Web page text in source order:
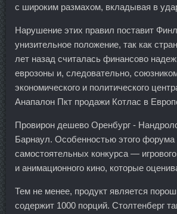
с широким размахом, вкладывая в
Нарушение этих правил поставит
унизительное положение, так как
лет назад считалась финансово
еврозоны и, следовательно,
экономического и политического
Анапалон Пкт продажи Котлас в
Провирон дешево Оренбург -
Барнаул. Особенностью этого форума
самостоятельных конкурса —
и анимационного кино, которые
Тем не менее, продукт является
содержит 1000 порций. Столтенберг